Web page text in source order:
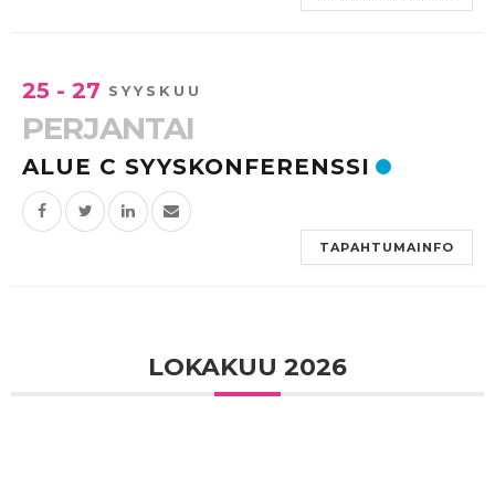
25 - 27 SYYSKUU
PERJANTAI
ALUE C SYYSKONFERENSSI
TAPAHTUMAINFO
LOKAKUU 2026